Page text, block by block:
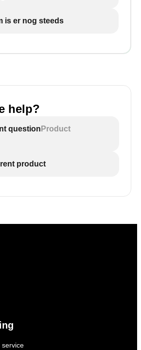
is er nog steeds
help?
question Product
product
service